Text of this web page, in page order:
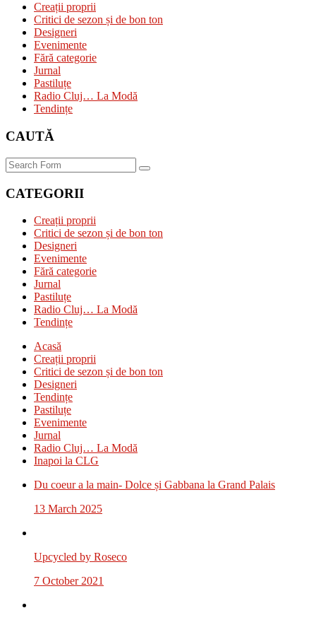
Creații proprii
Critici de sezon și de bon ton
Designeri
Evenimente
Fără categorie
Jurnal
Pastiluțe
Radio Cluj… La Modă
Tendințe
CAUTĂ
Search
CATEGORII
Creații proprii
Critici de sezon și de bon ton
Designeri
Evenimente
Fără categorie
Jurnal
Pastiluțe
Radio Cluj… La Modă
Tendințe
Acasă
Creații proprii
Critici de sezon și de bon ton
Designeri
Tendințe
Pastiluțe
Evenimente
Jurnal
Radio Cluj… La Modă
Inapoi la CLG
Du coeur a la main- Dolce și Gabbana la Grand Palais
13 March 2025
Upcycled by Roseco
7 October 2021